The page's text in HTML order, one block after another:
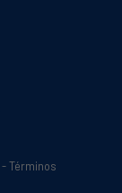
-Términos